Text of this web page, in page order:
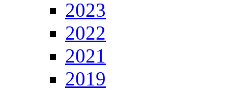
2023
2022
2021
2019